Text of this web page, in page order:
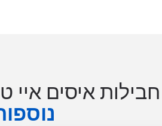
חבילות איסים איי